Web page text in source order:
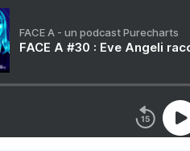
FACE A - un podcast Purecharts
FACE A #30 : Eve Angeli